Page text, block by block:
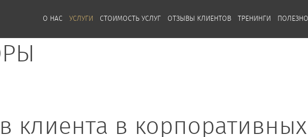
О НАС УСЛУГИ СТОИМОСТЬ УСЛУГ ОТЗЫВЫ КЛИЕНТОВ ТРЕНИНГИ
клиента в